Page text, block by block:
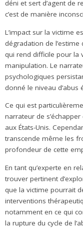
déni et sert d’agent de
c’est de manière
L’impact sur la victime
dégradation de
qui rend difficile pour la
manipulation. Le
psychologiques
donné le niveau
Ce qui est
narrateur de
aux États-Unis.
transcende même les
profondeur de cette
En tant qu’experte en
trouver pertinent
que la victime pourrait
interventions
notamment en ce qui
la rupture du cycle de